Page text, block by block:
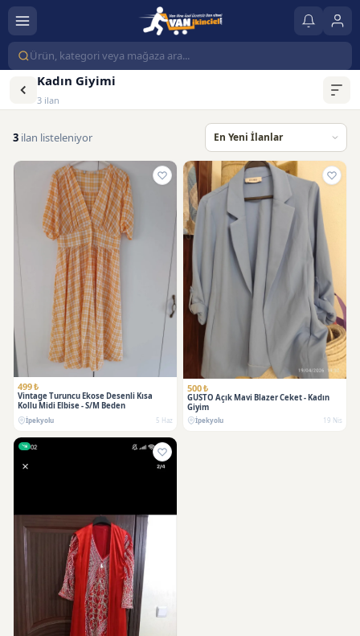
Kadın Giyimi
3 ilan
3 ilan listeleniyor
499 ₺
Vintage Turuncu Ekose Desenli Kısa
Kollu Midi Elbise - S/M Beden
İpekyolu 5 Haz
500 ₺
GUSTO Açık Mavi Blazer Ceket - Kadın
Giyim
İpekyolu 19 Nis